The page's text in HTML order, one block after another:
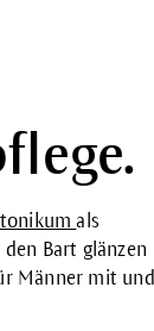
als
den Bart glänzen
Männer mit und